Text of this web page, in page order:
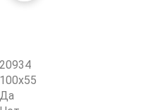
20934
100х55
Да